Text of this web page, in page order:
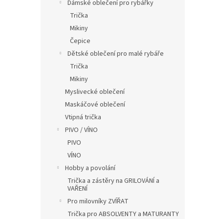
Dámské oblečení pro rybářky
Trička
Mikiny
Čepice
Dětské oblečení pro malé rybáře
Trička
Mikiny
Myslivecké oblečení
Maskáčové oblečení
Vtipná trička
PIVO / VÍNO
PIVO
VÍNO
Hobby a povolání
Trička a zástěry na GRILOVÁNÍ a
VAŘENÍ
Pro milovníky ZVÍŘAT
Trička pro ABSOLVENTY a MATURANTY